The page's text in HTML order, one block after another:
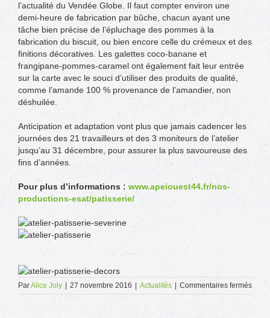
l’actualité du Vendée Globe. Il faut compter environ une
demi-heure de fabrication par bûche, chacun ayant une
tâche bien précise de l’épluchage des pommes à la
fabrication du biscuit, ou bien encore celle du crémeux et des
finitions décoratives. Les galettes coco-banane et
frangipane-pommes-caramel ont également fait leur entrée
sur la carte avec le souci d’utiliser des produits de qualité,
comme l’amande 100 % provenance de l’amandier, non
déshuilée.
Anticipation et adaptation vont plus que jamais cadencer les
journées des 21 travailleurs et des 3 moniteurs de l’atelier
jusqu’au 31 décembre, pour assurer la plus savoureuse des
fins d’années.
Pour plus d’informations : www.apeiouest44.fr/nos-
productions-esat/patisserie/
ParAlice Joly 27 novembre 2016 Actualités Commentaires ferméssur
La